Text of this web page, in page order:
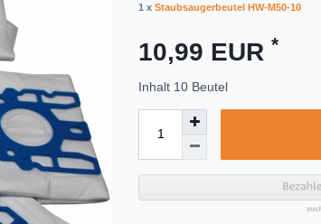
1 x Staubsaugerbeutel HW-M50-10
10,99 EUR *
Inhalt 10 Beutel